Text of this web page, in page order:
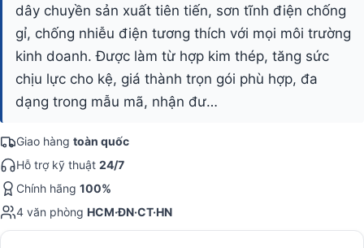
dây chuyền sản xuất tiên tiến, sơn tĩnh điện chống
gỉ, chống nhiễu điện tương thích với mọi môi trường
kinh doanh. Được làm từ hợp kim thép, tăng sức
chịu lực cho kệ, giá thành trọn gói phù hợp, đa
dạng trong mẫu mã, nhận đư…
Giao hàng toàn quốc
Hỗ trợ kỹ thuật 24/7
Chính hãng 100%
4 văn phòng HCM·ĐN·CT·HN